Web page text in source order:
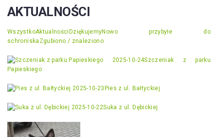
AKTUALNOŚCI
WszystkoAktualności DziękujemyNowo przybyłe do
schroniska Zgubiono / znaleziono
2025-10-24Szczeniak z parku
Papieskiego
2025-10-23 Pies z ul. Bałtyckiej
2025-10-22Suka z ul. Dębickiej